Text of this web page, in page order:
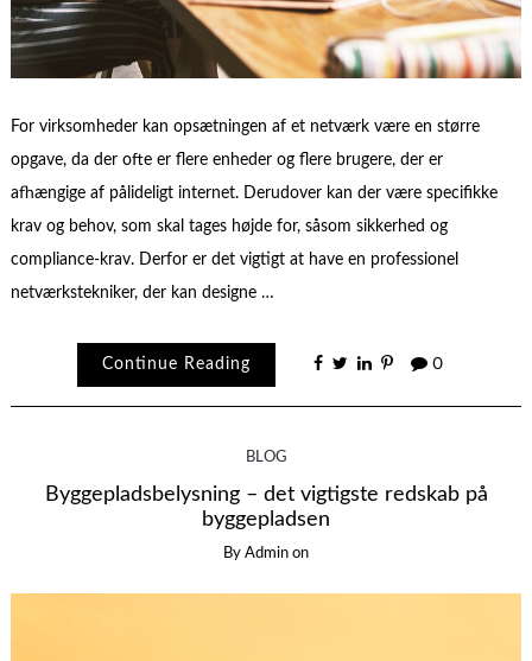
For virksomheder kan opsætningen af et netværk være en større
opgave, da der ofte er flere enheder og flere brugere, der er
afhængige af pålideligt internet. Derudover kan der være specifikke
krav og behov, som skal tages højde for, såsom sikkerhed og
compliance-krav. Derfor er det vigtigt at have en professionel
netværkstekniker, der kan designe …
Continue Reading 0
BLOG
Byggepladsbelysning – det vigtigste redskab på
byggepladsen
By Admin on